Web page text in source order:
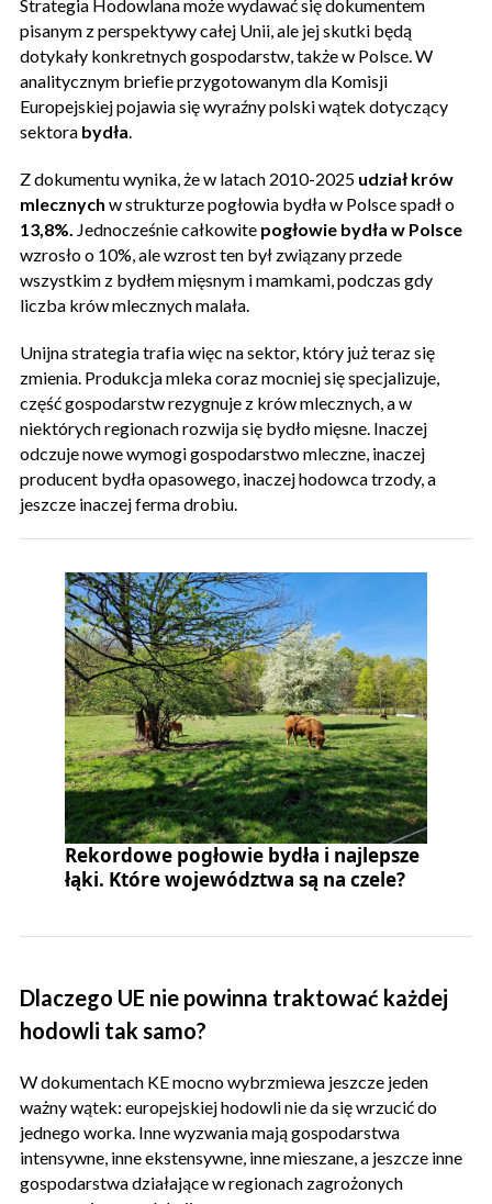
Strategia Hodowlana może wydawać się dokumentem
pisanym z perspektywy całej Unii, ale jej skutki będą
dotykały konkretnych gospodarstw, także w Polsce. W
analitycznym briefie przygotowanym dla Komisji
Europejskiej pojawia się wyraźny polski wątek dotyczący
sektora bydła
Z dokumentu wynika, że w latach 2010-2025 udział krów
mlecznych w strukturze pogłowia bydła w Polsce spadł o
13,8%. Jednocześnie całkowite pogłowie bydła w Polsce
wzrosło o 10%, ale wzrost ten był związany przede
wszystkim z bydłem mięsnym i mamkami, podczas gdy
liczba krów mlecznych malała.
Unijna strategia trafia więc na sektor, który już teraz się
zmienia. Produkcja mleka coraz mocniej się specjalizuje,
część gospodarstw rezygnuje z krów mlecznych, a w
niektórych regionach rozwija się bydło mięsne. Inaczej
odczuje nowe wymogi gospodarstwo mleczne, inaczej
producent bydła opasowego, inaczej hodowca trzody, a
jeszcze inaczej ferma drobiu.
Rekordowe pogłowie bydła i najlepsze
łąki. Które województwa są na czele?
Dlaczego UE nie powinna traktować każdej
hodowli tak samo?
W dokumentach KE mocno wybrzmiewa jeszcze jeden
ważny wątek: europejskiej hodowli nie da się wrzucić do
jednego worka. Inne wyzwania mają gospodarstwa
intensywne, inne ekstensywne, inne mieszane, a jeszcze inne
gospodarstwa działające w regionach zagrożonych